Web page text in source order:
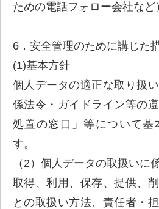
ための電話フォロー会社など
6．安全管理のために講じた
(1)基本方針
個人データの適正な取り扱
係法令・ガイドライン等の
処置の窓口」等について基
す。
（2）個人データの取扱いに
取得、利用、保存、提供、
との取扱い方法、責任者・